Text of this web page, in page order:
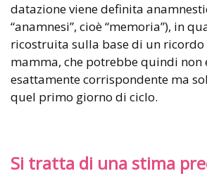
datazione viene definita
“anamnesi”, cioè “memoria”), in
ricostruita sulla base di un
mamma, che potrebbe quindi non
esattamente corrispondente ma
quel primo giorno di ciclo.
Si tratta di una stima